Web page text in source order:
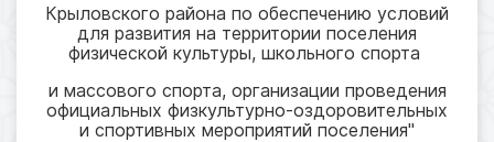
Крыловского района по обеспечению условий
для развития на территории поселения
физической культуры, школьного спорта
и массового спорта, организации проведения
официальных физкультурно-оздоровительных
и спортивных мероприятий поселения"